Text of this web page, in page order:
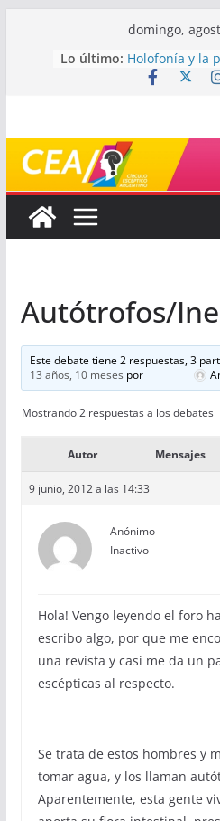
domingo,
Lo último: Holofonía y la
audio
Mayéutica (o
terminar a los
Somos menos
Autótrofos/
Este debate tiene 2 respuestas, 3
13 años, 10 meses por
Mostrando 2 respuestas a los debates
Autor Mensajes
9 junio, 2012 a las 14:33
Anónimo
Inactivo
Hola! Vengo leyendo el foro
escribo algo, por que me
una revista y casi me da un
escépticas al respecto.
Se trata de estos hombres y
tomar agua, y los llaman
Aparentemente, esta gente